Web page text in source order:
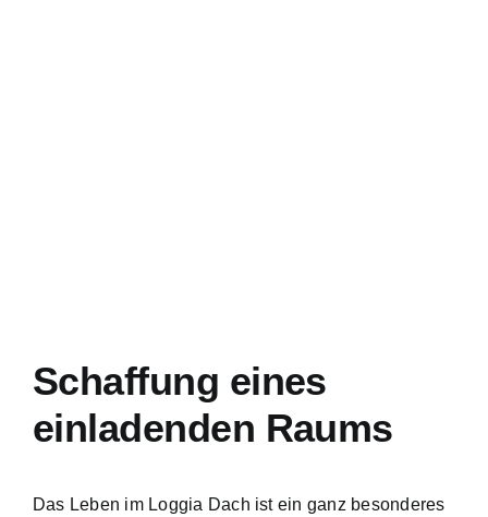
Schaffung eines
einladenden Raums
Das Leben im Loggia Dach ist ein ganz besonderes